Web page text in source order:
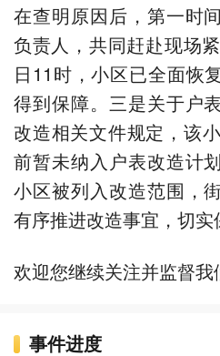
在查明原因后，第一时
负责人，共同赶赴现场
日11时，小区已全面恢
得到保障。三是关于户
改造相关文件规定，该
前暂未纳入户表改造计
小区被列入改造范围，
有序推进改造事宜，切实
欢迎您继续关注并监督我
事件进度